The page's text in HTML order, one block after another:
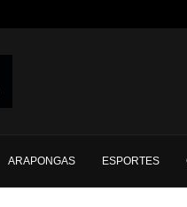
ARAPONGAS ESPORTES